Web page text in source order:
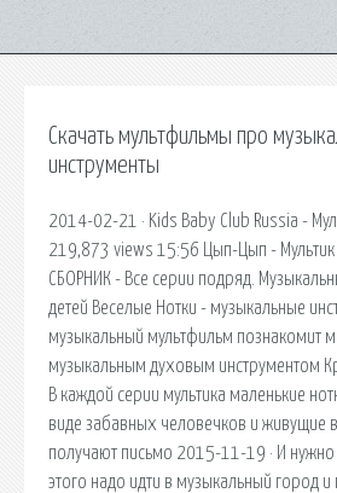
Скачать мультфильмы про
инструменты
2014-02-21 · Kids Baby Club Russia -
219,873 views 15:56 Цып-Цып -
СБОРНИК - Все серии подряд.
детей Веселые Нотки - музыкальные
музыкальный мультфильм познакомит
музыкальным духовым инструментом
В каждой серии мультика маленькие
виде забавных человечков и живущие
получают письмо 2015-11-19 · И нужно
этого надо идти в музыкальный город